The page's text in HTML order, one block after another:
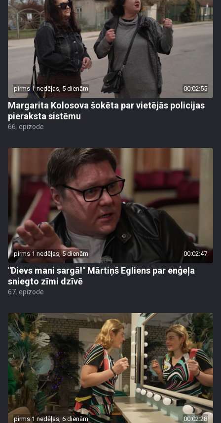
pirms 1 nedēļas, 5 dienām 00:02:55
Margarita Kolosova šokēta par vietējās policijas
pieraksta sistēmu
66. epizode
pirms 1 nedēļas, 5 dienām 00:02:47
"Dievs mani sargā!" Mārtiņš Egliens par enģeļa
sniegto zīmi dzīvē
67. epizode
pirms 1 nedēļas, 6 dienām 00:02:28